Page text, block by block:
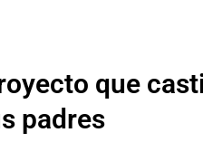
que
padres